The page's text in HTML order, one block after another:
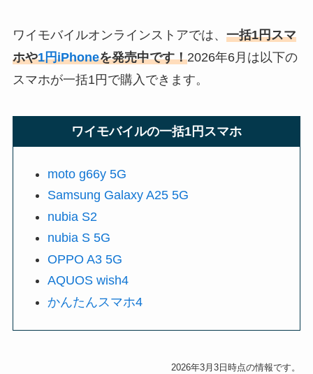
ワイモバイルオンラインストアでは、 一括1円スマ
ホや1円iPhoneを発売中です！2026年6月は以下の
スマホが一括1円で購入できます。
ワイモバイルの一括1円スマホ
moto g66y 5G
Samsung Galaxy A25 5G
nubia S2
nubia S 5G
OPPO A3 5G
AQUOS wish4
かんたんスマホ4
2026年3月3日時点の情報です。